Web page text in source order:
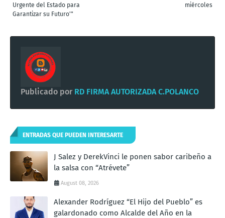
miércoles
Urgente del Estado para
Garantizar su Futuro'"
Publicado por RD FIRMA AUTORIZADA C.POLANCO
ENTRADAS QUE PUEDEN INTERESARTE
J Salez y DerekVinci le ponen sabor caribeño a
la salsa con “Atrévete”
August 08, 2026
Alexander Rodríguez “El Hijo del Pueblo” es
galardonado como Alcalde del Año en la